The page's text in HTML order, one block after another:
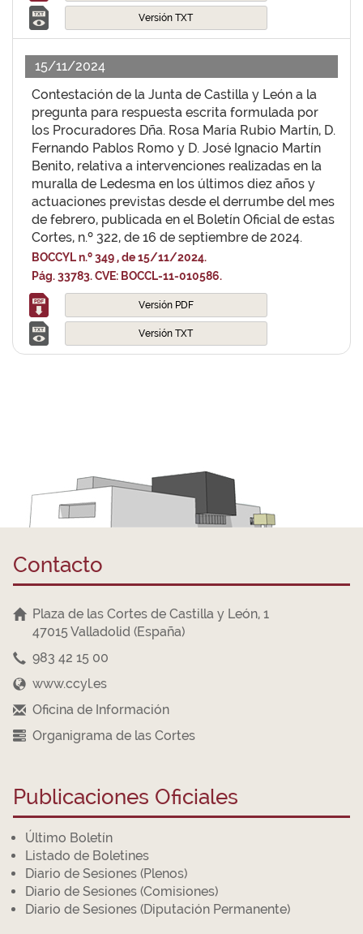
Versión TXT
15/11/2024
Contestación de la Junta de Castilla y León a la
pregunta para respuesta escrita formulada por
los Procuradores Dña. Rosa María Rubio Martín, D.
Fernando Pablos Romo y D. José Ignacio Martín
Benito, relativa a intervenciones realizadas en la
muralla de Ledesma en los últimos diez años y
actuaciones previstas desde el derrumbe del mes
de febrero, publicada en el Boletín Oficial de estas
Cortes, n.º 322, de 16 de septiembre de 2024.
BOCCYL n.º 349 , de 15/11/2024.
Pág. 33783. CVE: BOCCL-11-010586.
Versión PDF
Versión TXT
Contacto
Plaza de las Cortes de Castilla y León, 1
47015 Valladolid (España)
983 42 15 00
www.ccyl.es
Oficina de Información
Organigrama de las Cortes
Publicaciones Oficiales
Último Boletín
Listado de Boletines
Diario de Sesiones (Plenos)
Diario de Sesiones (Comisiones)
Diario de Sesiones (Diputación Permanente)